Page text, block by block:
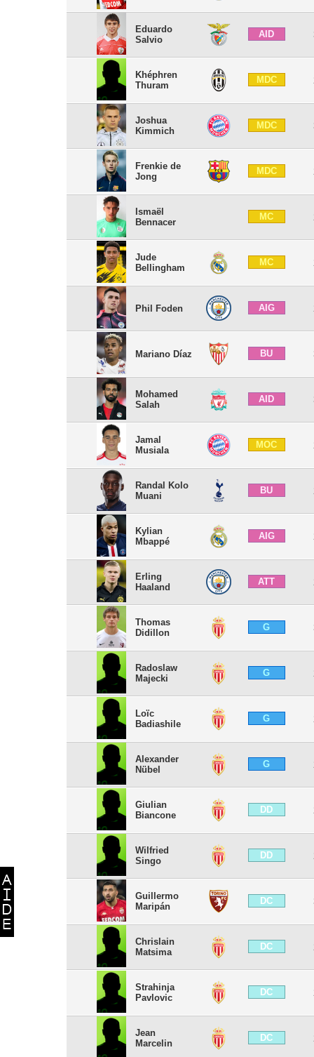
Eduardo
Salvio
AID
Khéphren
Thuram
MDC
Joshua
Kimmich
MDC
Frenkie de
Jong
MDC
Ismaël
Bennacer
MC
Jude
Bellingham
MC
Phil Foden AIG
Mariano Díaz BU
Mohamed
Salah
AID
Jamal
Musiala
MOC
Randal Kolo
Muani
BU
Kylian
Mbappé
AIG
Erling
Haaland
ATT
Thomas
Didillon
G
Radoslaw
Majecki
G
Loïc
Badiashile
G
Alexander
Nübel
G
Giulian
Biancone
DD
Wilfried
Singo
DD
Guillermo
Maripán
DC
Chrislain
Matsima
DC
Strahinja
Pavlovic
DC
Jean
Marcelin
DC